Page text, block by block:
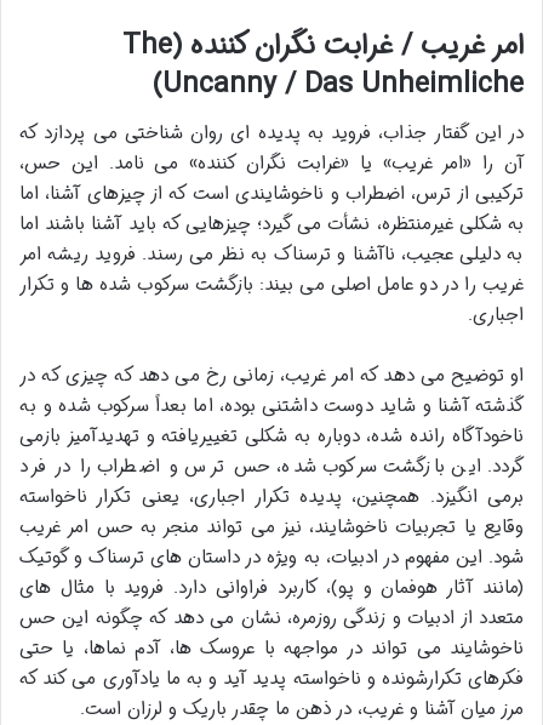
امر غریب / غرابت نگران کننده (The
Uncanny / Das Unheimliche)
در این گفتار جذاب، فروید به پدیده ای روان شناختی می پردازد که
آن را «امر غریب» یا «غرابت نگران کننده» می نامد. این حس،
ترکیبی از ترس، اضطراب و ناخوشایندی است که از چیزهای آشنا، اما
به شکلی غیرمنتظره، نشأت می گیرد؛ چیزهایی که باید آشنا باشند اما
به دلیلی عجیب، ناآشنا و ترسناک به نظر می رسند. فروید ریشه امر
غریب را در دو عامل اصلی می بیند: بازگشت سرکوب شده ها و تکرار
اجباری.
او توضیح می دهد که امر غریب، زمانی رخ می دهد که چیزی که در
گذشته آشنا و شاید دوست داشتنی بوده، اما بعداً سرکوب شده و به
ناخودآگاه رانده شده، دوباره به شکلی تغییریافته و تهدیدآمیز بازمی
گردد. این بازگشت سرکوب شده، حس ترس و اضطراب را در فرد
برمی انگیزد. همچنین، پدیده تکرار اجباری، یعنی تکرار ناخواسته
وقایع یا تجربیات ناخوشایند، نیز می تواند منجر به حس امر غریب
شود. این مفهوم در ادبیات، به ویژه در داستان های ترسناک و گوتیک
(مانند آثار هوفمان و پو)، کاربرد فراوانی دارد. فروید با مثال های
متعدد از ادبیات و زندگی روزمره، نشان می دهد که چگونه این حس
ناخوشایند می تواند در مواجهه با عروسک ها، آدم نماها، یا حتی
فکرهای تکرارشونده و ناخواسته پدید آید و به ما یادآوری می کند که
مرز میان آشنا و غریب، در ذهن ما چقدر باریک و لرزان است.